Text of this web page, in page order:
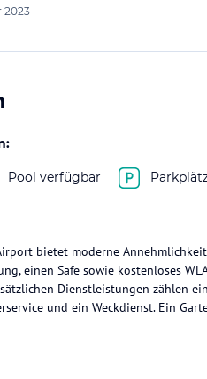
2023
Pool verfügbar
bietet moderne
einen Safe sowie kostenloses
Dienstleistungen zählen
und ein Weckdienst. Ein